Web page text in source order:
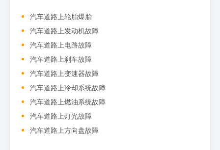
汽车道路上轮胎爆胎
汽车道路上发动机故障
汽车道路上电路故障
汽车道路上刹车故障
汽车道路上变速器故障
汽车道路上冷却系统故障
汽车道路上燃油系统故障
汽车道路上灯光故障
汽车道路上方向盘故障